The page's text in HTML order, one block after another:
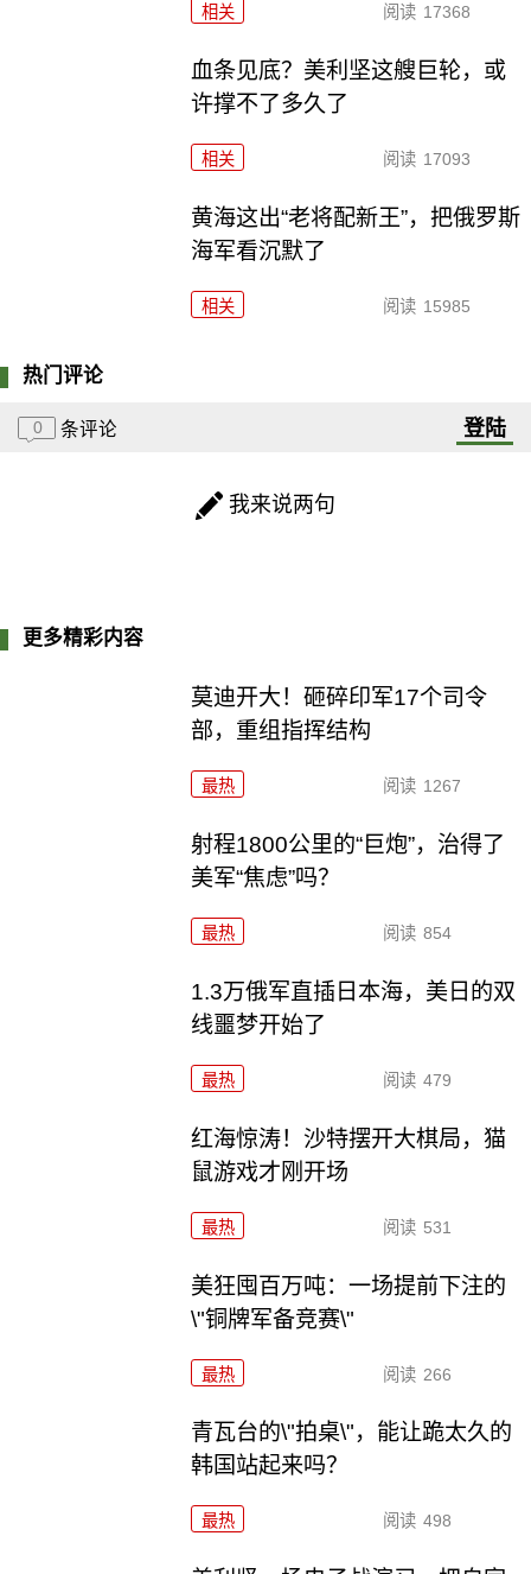
相关 阅读 17368
血条见底？美利坚这艘巨轮，或
许撑不了多久了
相关 阅读 17093
黄海这出“老将配新王”，把俄罗斯
海军看沉默了
相关 阅读 15985
热门评论
0 条评论 登陆
我来说两句
更多精彩内容
莫迪开大！砸碎印军17个司令
部，重组指挥结构
最热 阅读 1267
射程1800公里的“巨炮”，治得了
美军“焦虑”吗？
最热 阅读 854
1.3万俄军直插日本海，美日的双
线噩梦开始了
最热 阅读 479
红海惊涛！沙特摆开大棋局，猫
鼠游戏才刚开场
最热 阅读 531
美狂囤百万吨：一场提前下注的
\"铜牌军备竞赛\"
最热 阅读 266
青瓦台的\"拍桌\"，能让跪太久的
韩国站起来吗？
最热 阅读 498